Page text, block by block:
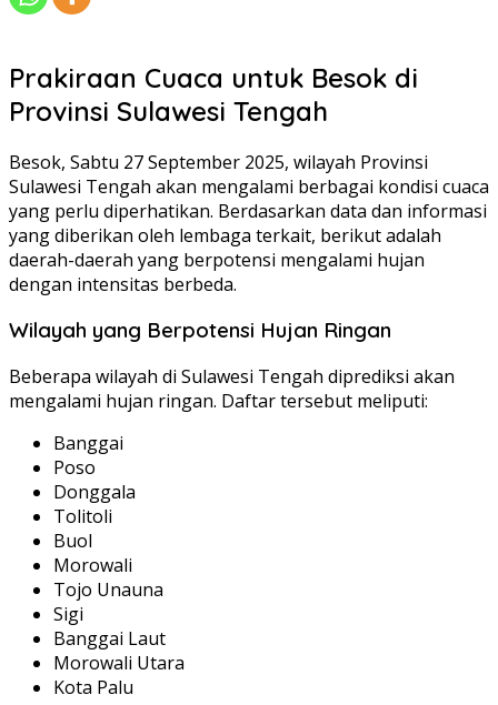
Prakiraan Cuaca untuk Besok di
Provinsi Sulawesi Tengah
Besok, Sabtu 27 September 2025, wilayah Provinsi
Sulawesi Tengah akan mengalami berbagai kondisi cuaca
yang perlu diperhatikan. Berdasarkan data dan informasi
yang diberikan oleh lembaga terkait, berikut adalah
daerah-daerah yang berpotensi mengalami hujan
dengan intensitas berbeda.
Wilayah yang Berpotensi Hujan Ringan
Beberapa wilayah di Sulawesi Tengah diprediksi akan
mengalami hujan ringan. Daftar tersebut meliputi:
Banggai
Poso
Donggala
Tolitoli
Buol
Morowali
Tojo Unauna
Sigi
Banggai Laut
Morowali Utara
Kota Palu